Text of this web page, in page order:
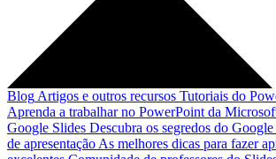
Blog Artigos e outros recursos Tutoriais do
Aprenda a trabalhar no PowerPoint da
Google Slides Descubra os segredos do
de apresentação As melhores dicas para fazer